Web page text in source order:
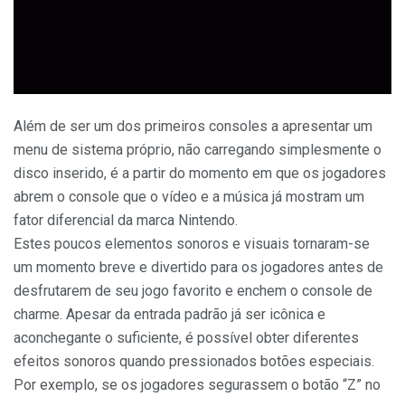
Além de ser um dos primeiros consoles a apresentar um
menu de sistema próprio, não carregando simplesmente o
disco inserido, é a partir do momento em que os jogadores
abrem o console que o vídeo e a música já mostram um
fator diferencial da marca Nintendo.
Estes poucos elementos sonoros e visuais tornaram-se
um momento breve e divertido para os jogadores antes de
desfrutarem de seu jogo favorito e enchem o console de
charme. Apesar da entrada padrão já ser icônica e
aconchegante o suficiente, é possível obter diferentes
efeitos sonoros quando pressionados botões especiais.
Por exemplo, se os jogadores segurassem o botão “Z” no